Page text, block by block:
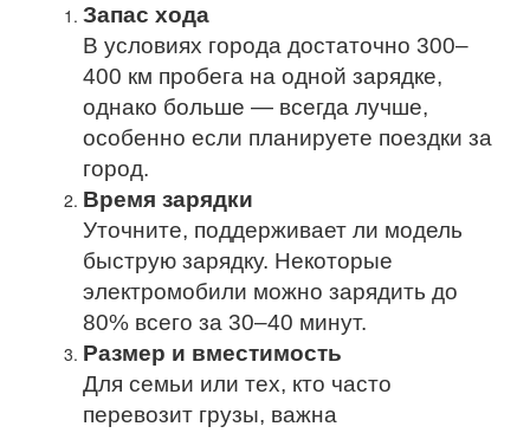
Запас хода
В условиях города достаточно 300–
400 км пробега на одной зарядке,
однако больше — всегда лучше,
особенно если планируете поездки за
город.
Время зарядки
Уточните, поддерживает ли модель
быструю зарядку. Некоторые
электромобили можно зарядить до
80% всего за 30–40 минут.
Размер и вместимость
Для семьи или тех, кто часто
перевозит грузы, важна